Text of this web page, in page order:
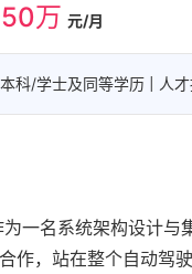
万 元/月
科/学士及同等学历 | 人
为一名系统架构设计
作，站在整个自动驾